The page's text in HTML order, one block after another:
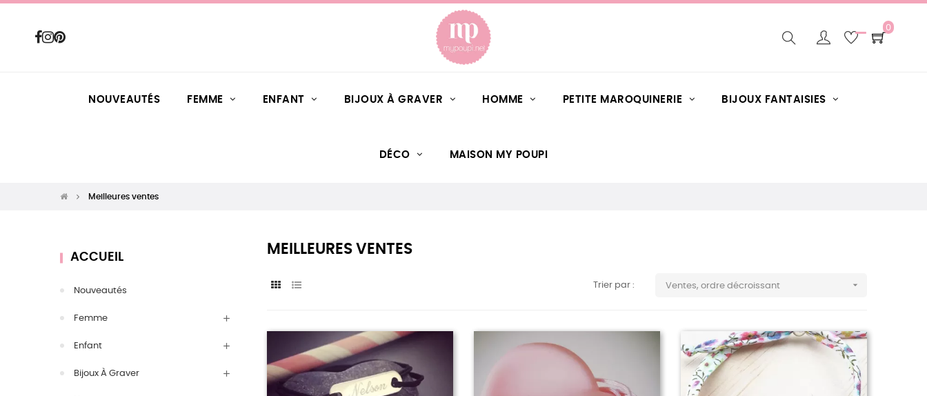
0
NOUVEAUTÉS FEMME ENFANT BIJOUX À GRAVER HOMME PETITE MAROQUINERIE BIJOUX FANTAISIES
DÉCO MAISON MY POUPI
Meilleures ventes
ACCUEIL
Nouveautés
Femme
Enfant
Bijoux À Graver
MEILLEURES VENTES
Trier par : Ventes, ordre décroissant 